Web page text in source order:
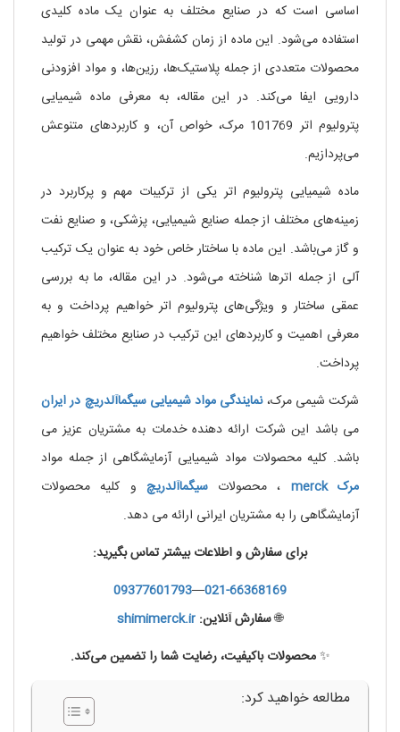
اساسی است که در صنایع مختلف به عنوان یک ماده کلیدی
استفاده می‌شود. این ماده از زمان کشفش، نقش مهمی در تولید
محصولات متعددی از جمله پلاستیک‌ها، رزین‌ها، و مواد افزودنی
دارویی ایفا می‌کند. در این مقاله، به معرفی ماده شیمیایی
پترولیوم اتر 101769 مرک، خواص آن، و کاربردهای متنوعش
می‌پردازیم.
ماده شیمیایی پترولیوم اتر یکی از ترکیبات مهم و پرکاربرد در
زمینه‌های مختلف از جمله صنایع شیمیایی، پزشکی، و صنایع نفت
و گاز می‌باشد. این ماده با ساختار خاص خود به عنوان یک ترکیب
آلی از جمله اترها شناخته می‌شود. در این مقاله، ما به بررسی
عمقی ساختار و ویژگی‌های پترولیوم اتر خواهیم پرداخت و به
معرفی اهمیت و کاربردهای این ترکیب در صنایع مختلف خواهیم
پرداخت.
شرکت شیمی مرک،نمایندگی مواد شیمیایی سیگماآلدریچ در ایران
می باشد این شرکت ارائه دهنده خدمات به مشتریان عزیز می
باشد. کلیه محصولات مواد شیمیایی آزمایشگاهی از جمله مواد
مرک merck ، محصولاتسیگماآلدریچ و کلیه محصولات
آزمایشگاهی را به مشتریان ایرانی ارائه می دهد.
برای سفارش و اطلاعات بیشتر تماس بگیرید:
021-66368169
—
09377601793
🌐سفارش آنلاین: shimimerck.ir
✨محصولات باکیفیت، رضایت شما را تضمین می‌کند.
مطالعه خواهید کرد: